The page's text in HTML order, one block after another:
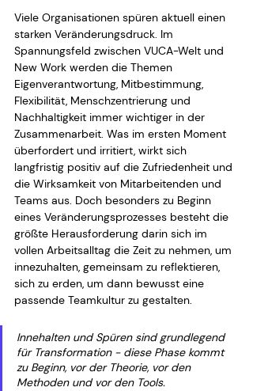
Viele Organisationen spüren aktuell einen
starken Veränderungsdruck. Im
Spannungsfeld zwischen VUCA-Welt und
New Work werden die Themen
Eigenverantwortung, Mitbestimmung,
Flexibilität, Menschzentrierung und
Nachhaltigkeit immer wichtiger in der
Zusammenarbeit. Was im ersten Moment
überfordert und irritiert, wirkt sich
langfristig positiv auf die Zufriedenheit und
die Wirksamkeit von Mitarbeitenden und
Teams aus. Doch besonders zu Beginn
eines Veränderungsprozesses besteht die
größte Herausforderung darin sich im
vollen Arbeitsalltag die Zeit zu nehmen, um
innezuhalten, gemeinsam zu reflektieren,
sich zu erden, um dann bewusst eine
passende Teamkultur zu gestalten.
Innehalten und Spüren sind grundlegend
für Transformation - diese Phase kommt
zu Beginn, vor der Theorie, vor den
Methoden und vor den Tools.